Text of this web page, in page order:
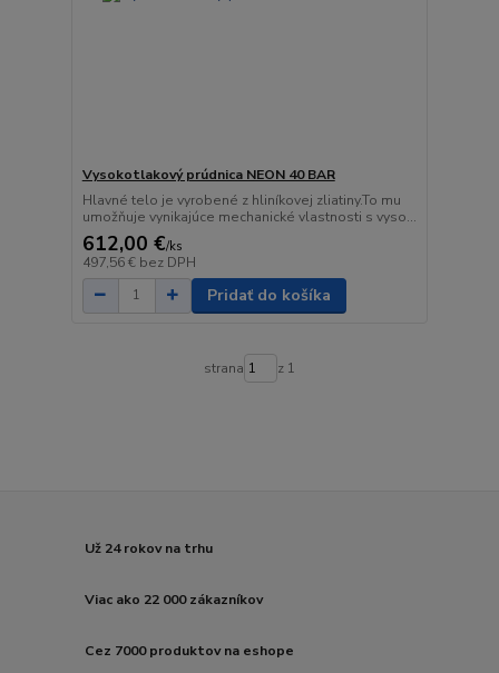
Vysokotlakový prúdnica NEON 40 BAR
Hlavné telo je vyrobené z hliníkovej zliatiny.To mu
umožňuje vynikajúce mechanické vlastnosti s vyso...
612,00 €/ks
497,56 € bez DPH
Pridať do košíka
strana z 1
Už 24 rokov na trhu
Viac ako 22 000 zákazníkov
Cez 7000 produktov na eshope